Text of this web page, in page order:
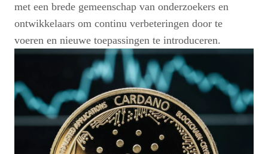
met een brede gemeenschap van onderzoekers en
ontwikkelaars om continu verbeteringen door te
voeren en nieuwe toepassingen te introduceren.